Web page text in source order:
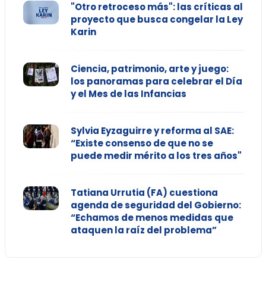
"Otro retroceso más": las críticas al
proyecto que busca congelar la Ley
Karin
Ciencia, patrimonio, arte y juego:
los panoramas para celebrar el Día
y el Mes de las Infancias
Sylvia Eyzaguirre y reforma al SAE:
“Existe consenso de que no se
puede medir mérito a los tres años"
Tatiana Urrutia (FA) cuestiona
agenda de seguridad del Gobierno:
“Echamos de menos medidas que
ataquen la raíz del problema”